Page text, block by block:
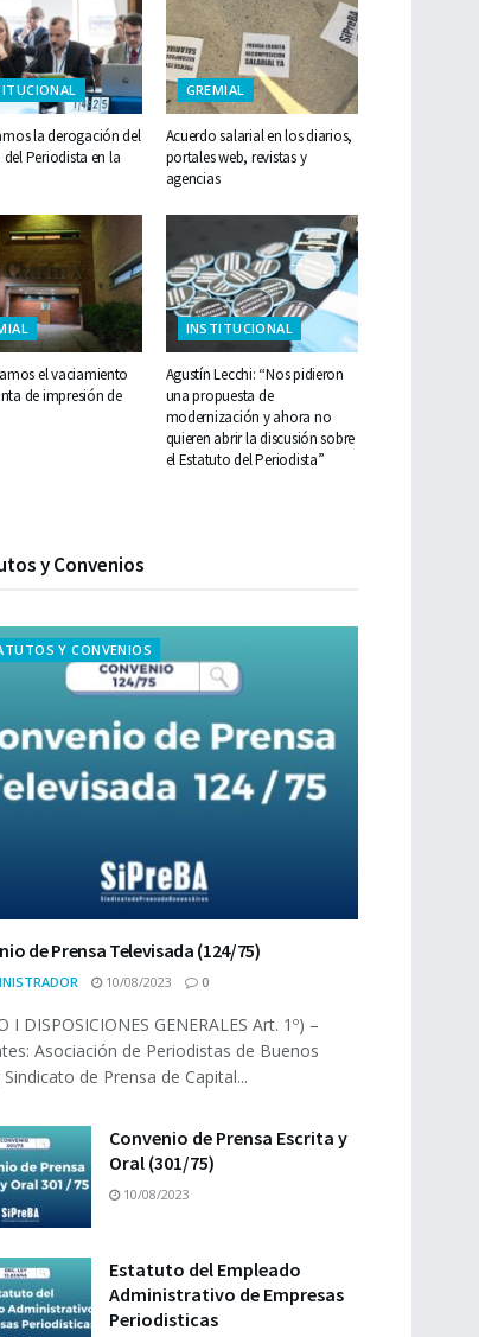
la derogación del
Periodista en la
GREMIAL
Acuerdo salarial en los diarios,
portales web, revistas y
agencias
el vaciamiento
de impresión de
INSTITUCIONAL
Agustín Lecchi: “Nos pidieron
una propuesta de
modernización y ahora no
quieren abrir la discusión sobre
el Estatuto del Periodista”
y Convenios
Y CONVENIOS
de Prensa Televisada (124/75)
10/08/2023 0
I DISPOSICIONES GENERALES Art. 1º) –
Asociación de Periodistas de Buenos
de Prensa de Capital...
Convenio de Prensa Escrita y
Oral (301/75)
10/08/2023
Estatuto del Empleado
Administrativo de Empresas
Periodisticas